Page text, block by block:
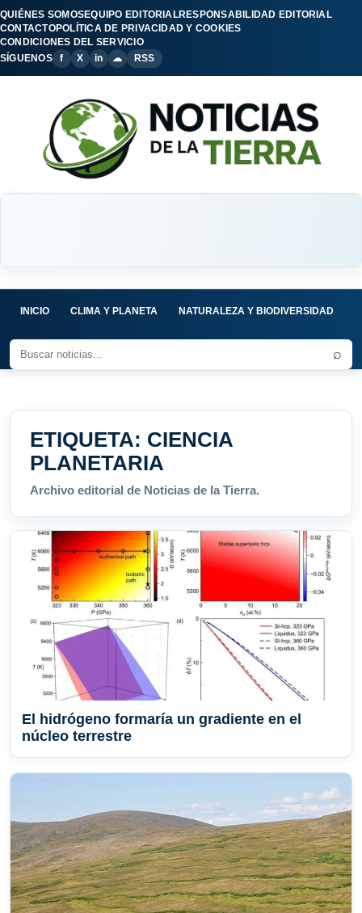
QUIÉNES SOMOSEQUIPO EDITORIALRESPONSABILIDAD EDITORIAL
CONTACTOPOLÍTICA DE PRIVACIDAD Y COOKIES
CONDICIONES DEL SERVICIO
SÍGUENOS
f X in ☁ RSS
INICIO CLIMA Y PLANETA NATURALEZA Y BIODIVERSIDAD
⌕
ETIQUETA: CIENCIA
PLANETARIA
Archivo editorial de Noticias de la Tierra.
El hidrógeno formaría un gradiente en el
núcleo terrestre